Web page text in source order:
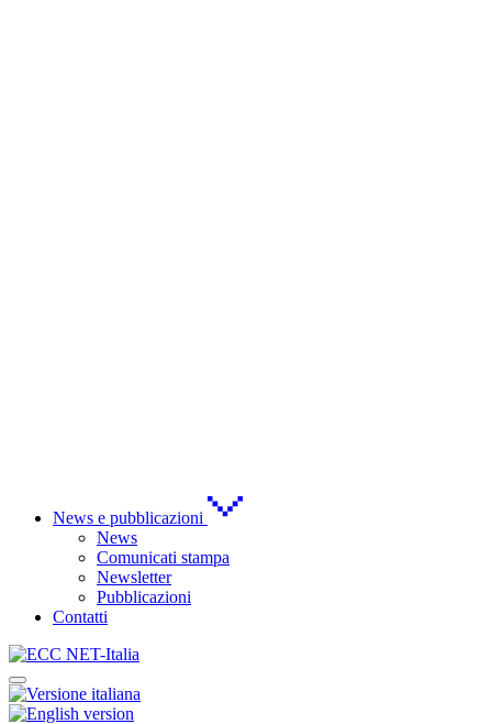
News e pubblicazioni
News
Comunicati stampa
Newsletter
Pubblicazioni
Contatti